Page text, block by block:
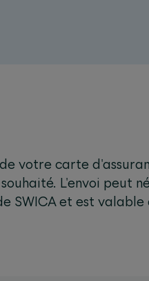
votre carte
L'envoi peut
SWICA et est valable